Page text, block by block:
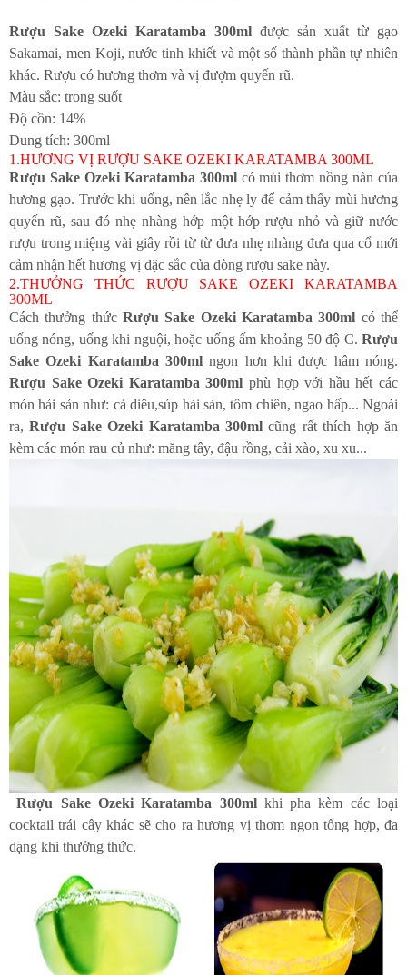
Rượu Sake Ozeki Karatamba 300ml được sản xuất từ gạo
Sakamai, men Koji, nước tinh khiết và một số thành phần tự nhiên
khác. Rượu có hương thơm và vị đượm quyến rũ.
Màu sắc: trong suốt
Độ cồn: 14%
Dung tích: 300ml
1.HƯƠNG VỊ RƯỢU SAKE OZEKI KARATAMBA 300ML
Rượu Sake Ozeki Karatamba 300ml có mùi thơm nồng nàn của
hương gạo. Trước khi uống, nên lắc nhẹ ly để cảm thấy mùi hương
quyến rũ, sau đó nhẹ nhàng hớp một hớp rượu nhỏ và giữ nước
rượu trong miệng vài giây rồi từ từ đưa nhẹ nhàng đưa qua cổ mới
cảm nhận hết hương vị đặc sắc của dòng rượu sake này.
2.THƯỞNG THỨC RƯỢU SAKE OZEKI KARATAMBA
300ML
Cách thưởng thức Rượu Sake Ozeki Karatamba 300ml có thể
uống nóng, uống khi nguội, hoặc uống ấm khoảng 50 độ C. Rượu
Sake Ozeki Karatamba 300mlngon hơn khi được hâm nóng.
Rượu Sake Ozeki Karatamba 300ml phù hợp với hầu hết các
món hải sản như: cá diêu,súp hải sản, tôm chiên, ngao hấp... Ngoài
ra, Rượu Sake Ozeki Karatamba 300mlcũng rất thích hợp ăn
kèm các món rau củ như: măng tây, đậu rồng, cải xào, xu xu...
Rượu Sake Ozeki Karatamba 300ml khi pha kèm các loại
cocktail trái cây khác sẽ cho ra hương vị thơm ngon tổng hợp, đa
dạng khi thưởng thức.